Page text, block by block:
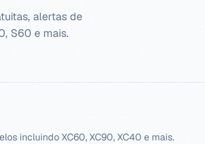
alertas de
S60 e mais.
incluindo XC60, XC90, XC40 e mais.